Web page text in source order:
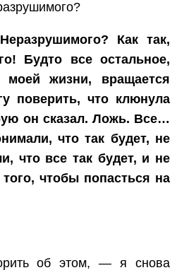
Как так,
Будто все остальное,
жизни, вращается
поверить, что клюнула
он сказал. Ложь. Все…
что так будет, не
что все так будет, и не
чтобы попасться на
об этом, — я снова